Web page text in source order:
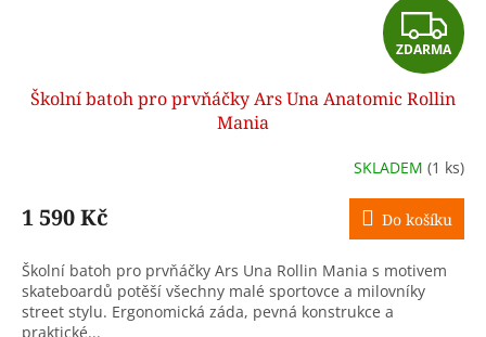
Z
D
A
R
M
A
ZDARMA
Školní batoh pro prvňáčky Ars Una Anatomic Rollin
Mania
SKLADEM (1 ks)
1 590 Kč Do košíku
Školní batoh pro prvňáčky Ars Una Rollin Mania s motivem
skateboardů potěší všechny malé sportovce a milovníky
street stylu. Ergonomická záda, pevná konstrukce a
praktické...